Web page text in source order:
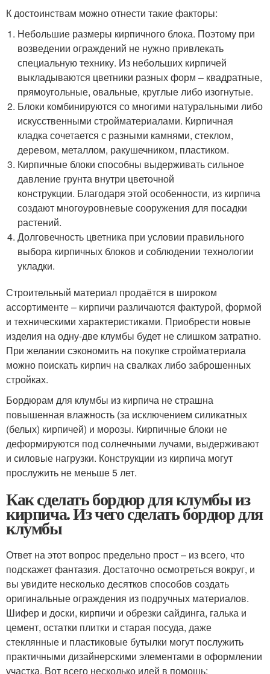
К достоинствам можно отнести такие факторы:
Небольшие размеры кирпичного блока. Поэтому при
возведении ограждений не нужно привлекать
специальную технику. Из небольших кирпичей
выкладываются цветники разных форм – квадратные,
прямоугольные, овальные, круглые либо изогнутые.
Блоки комбинируются со многими натуральными либо
искусственными стройматериалами. Кирпичная
кладка сочетается с разными камнями, стеклом,
деревом, металлом, ракушечником, пластиком.
Кирпичные блоки способны выдерживать сильное
давление грунта внутри цветочной
конструкции. Благодаря этой особенности, из кирпича
создают многоуровневые сооружения для посадки
растений.
Долговечность цветника при условии правильного
выбора кирпичных блоков и соблюдении технологии
укладки.
Строительный материал продаётся в широком
ассортименте – кирпичи различаются фактурой, формой
и техническими характеристиками. Приобрести новые
изделия на одну-две клумбы будет не слишком затратно.
При желании сэкономить на покупке стройматериала
можно поискать кирпич на свалках либо заброшенных
стройках.
Бордюрам для клумбы из кирпича не страшна
повышенная влажность (за исключением силикатных
(белых) кирпичей) и морозы. Кирпичные блоки не
деформируются под солнечными лучами, выдерживают
и силовые нагрузки. Конструкции из кирпича могут
прослужить не меньше 5 лет.
Как сделать бордюр для клумбы из
кирпича. Из чего сделать бордюр для
клумбы
Ответ на этот вопрос предельно прост – из всего, что
подскажет фантазия. Достаточно осмотреться вокруг, и
вы увидите несколько десятков способов создать
оригинальные ограждения из подручных материалов.
Шифер и доски, кирпичи и обрезки сайдинга, галька и
цемент, остатки плитки и старая посуда, даже
стеклянные и пластиковые бутылки могут послужить
практичными дизайнерскими элементами в оформлении
участка. Вот всего несколько идей в помощь: